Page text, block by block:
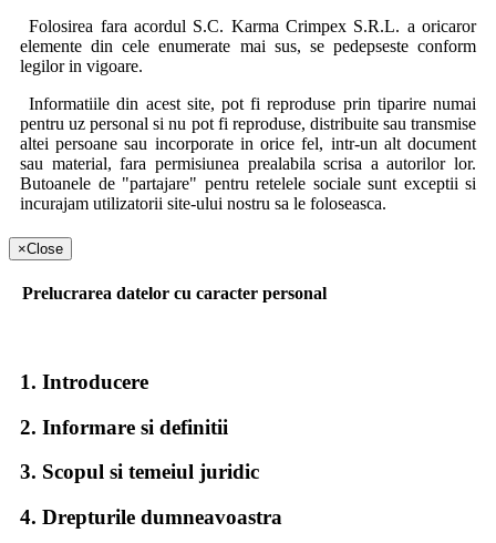
Folosirea fara acordul S.C. Karma Crimpex S.R.L. a oricaror
elemente din cele enumerate mai sus, se pedepseste conform
legilor in vigoare.
Informatiile din acest site, pot fi reproduse prin tiparire numai
pentru uz personal si nu pot fi reproduse, distribuite sau transmise
altei persoane sau incorporate in orice fel, intr-un alt document
sau material, fara permisiunea prealabila scrisa a autorilor lor.
Butoanele de "partajare" pentru retelele sociale sunt exceptii si
incurajam utilizatorii site-ului nostru sa le foloseasca.
Securitatea datelor personale
Date obligatorii pentru intocmirea facturii fiscale pe persoana
juridica :
Denumire societate comerciala
Cod identificare fiscala (CIF) si atribut fiscal
Banca
×Close
Prelucrarea datelor cu caracter personal
1. Introducere
2. Informare si definitii
3. Scopul si temeiul juridic
4. Drepturile dumneavoastra